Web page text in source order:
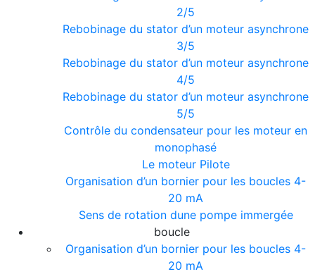
2/5
Rebobinage du stator d’un moteur asynchrone
3/5
Rebobinage du stator d’un moteur asynchrone
4/5
Rebobinage du stator d’un moteur asynchrone
5/5
Contrôle du condensateur pour les moteur en
monophasé
Le moteur Pilote
Organisation d’un bornier pour les boucles 4-
20 mA
Sens de rotation dune pompe immergée
boucle
Organisation d’un bornier pour les boucles 4-
20 mA